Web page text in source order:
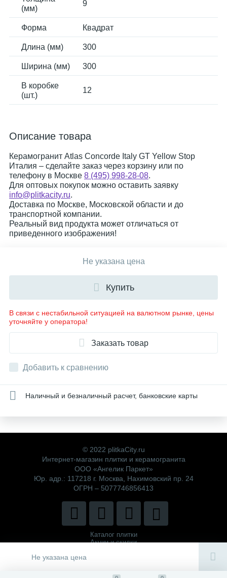
(мм)
9
Форма Квадрат
Длина (мм) 300
Ширина (мм) 300
В коробке
(шт.)
12
Описание товара
Керамогранит Atlas Concorde Italy GT Yellow Stop
Италия – сделайте заказ через корзину или по
телефону в Москве 8 (495) 998-28-08.
Для оптовых покупок можно оставить заявку
info@plitkacity.ru.
Доставка по Москве, Московской области и до
транспортной компании.
Реальный вид продукта может отличаться от
приведенного изображения!
Не указана цена
Не указана цена
Купить
В связи с нестабильной ситуацией на валютном рынке, цены
уточняйте у оператора!
Заказать товар
Добавить к сравнению
Наличный и безналичный расчет, банковские карты
© 2022 plitkaCity.ru
Интернет-магазин плитки и керамогранита
ООО «Ангелик Паркет»
Юр. адр.: 117218 г. Москва, Нахимовский пр. 24
ОГРН – 5077746856413
Каталог плитки
Акции и скидки